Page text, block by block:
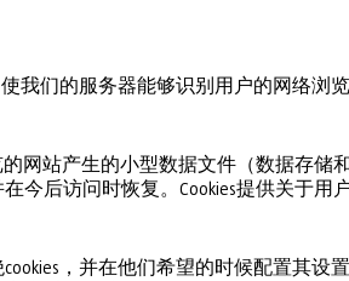
使我们的服务器能够识别用户的网络
的网站产生的小型数据文件（数据存
今后访问时恢复。Cookies提供关于
，并在他们希望的时候配置其设